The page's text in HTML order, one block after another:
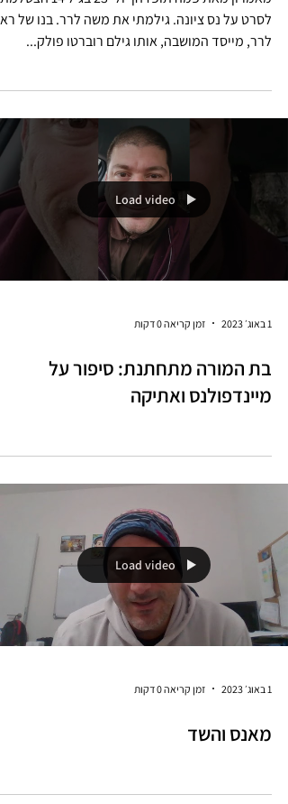
וחמור אחד
מאמרון מאת פמה תופדהן יולי 23 בגיל 14
לרר, מייסד המושבה, אותו גילם רוברטו פולק...
Load video
1 באוג׳ 2023 זמן קריאה 0 דקות
Load video
1 באוג׳ 2023 זמן קריאה 0 דקות